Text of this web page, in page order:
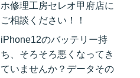
ホ修理工房セレオ甲府店に
ご相談ください！！
iPhone12のバッテリー持
ち、そろそろ悪くなってき
ていませんか？データその